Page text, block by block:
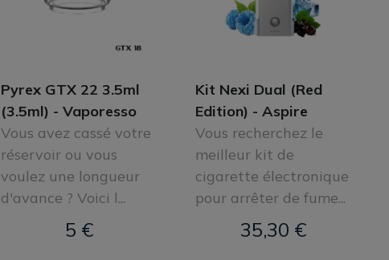
Pyrex GTX 22 3.5ml
(3.5ml) - Vaporesso
Vous avez cassé votre
réservoir ou vous
voulez une longueur
d'avance ? Voici l...
5 €
Kit Nexi Dual (Red
Edition) - Aspire
Vous recherchez le
meilleur kit de
cigarette électronique
pour arrêter de fume...
35,30 €